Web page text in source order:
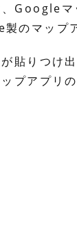
Googleマ
のマップ
貼りつけ出
プアプリの